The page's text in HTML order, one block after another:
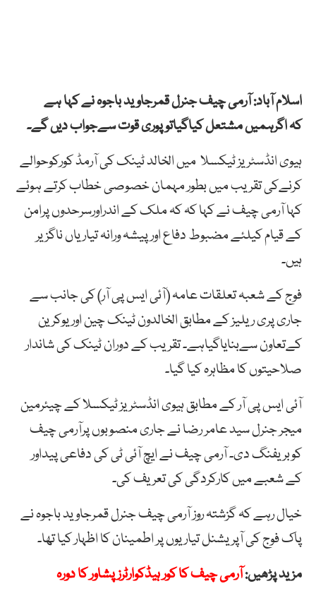
اسلام آباد: آرمی چیف جنرل قمرجاوید باجوہ نے کہا ہے
کہ اگرہمیں مشتعل کیاگیاتوپوری قوت سےجواب دیں گے۔
ہیوی انڈسٹریز ٹیکسلا میں الخالد ٹینک کی آرمڈ کورکوحوالے
کرنےکی تقریب میں بطور مہمان خصوصی خطاب کرتے ہوئے
کہا آرمی چیف نے کہا کہ کہ ملک کے اندراورسرحدوں پرامن
کے قیام کیلئے مضبوط دفاع اورپیشہ ورانہ تیاریاں ناگزیر
ہیں۔
فوج کے شعبہ تعلقات عامہ (آئی ایس پی آر) کی جانب سے
جاری پری ریلیز کے مطابق الخالدون ٹینک چین اوریوکرین
کےتعاون سےبنایاگیاہے۔ تقریب کے دوران ٹینک کی شاندار
صلاحیتوں کا مظاہرہ کیا گیا۔
آئی ایس پی آر کے مطابق ہیوی انڈسٹریز ٹیکسلا کے چیئرمین
میجر جنرل سید عامر رضا نے جاری منصوبوں پرآرمی چیف
کوبریفنگ دی۔ آرمی چیف نے ایچ آئی ٹی کی دفاعی پیداور
کے شعبے میں کارکردگی کی تعریف کی۔
خیال رہے کہ گزشتہ روز آرمی چیف جنرل قمرجاوید باجوہ نے
پاک فوج کی آپریشنل تیاریوں پر اطمینان کا اظہار کیا تھا۔
مزید پڑھیں:آرمی چیف کا کور ہیڈکوارٹرز پشاور کا دورہ